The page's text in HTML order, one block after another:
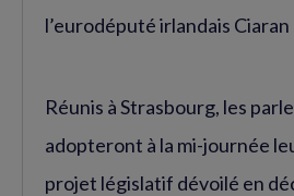
l’eurodéputé irlandais
Réunis à Strasbourg, les
adopteront à la mi-journée
projet législatif dévoilé en